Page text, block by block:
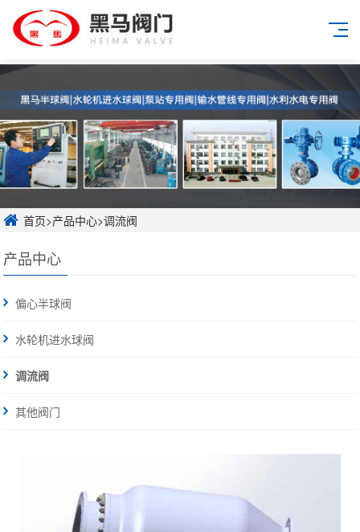
首页>产品中心>调流阀
产品中心
偏心半球阀
水轮机进水球阀
调流阀
其他阀门